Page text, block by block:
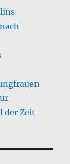
der Zeit